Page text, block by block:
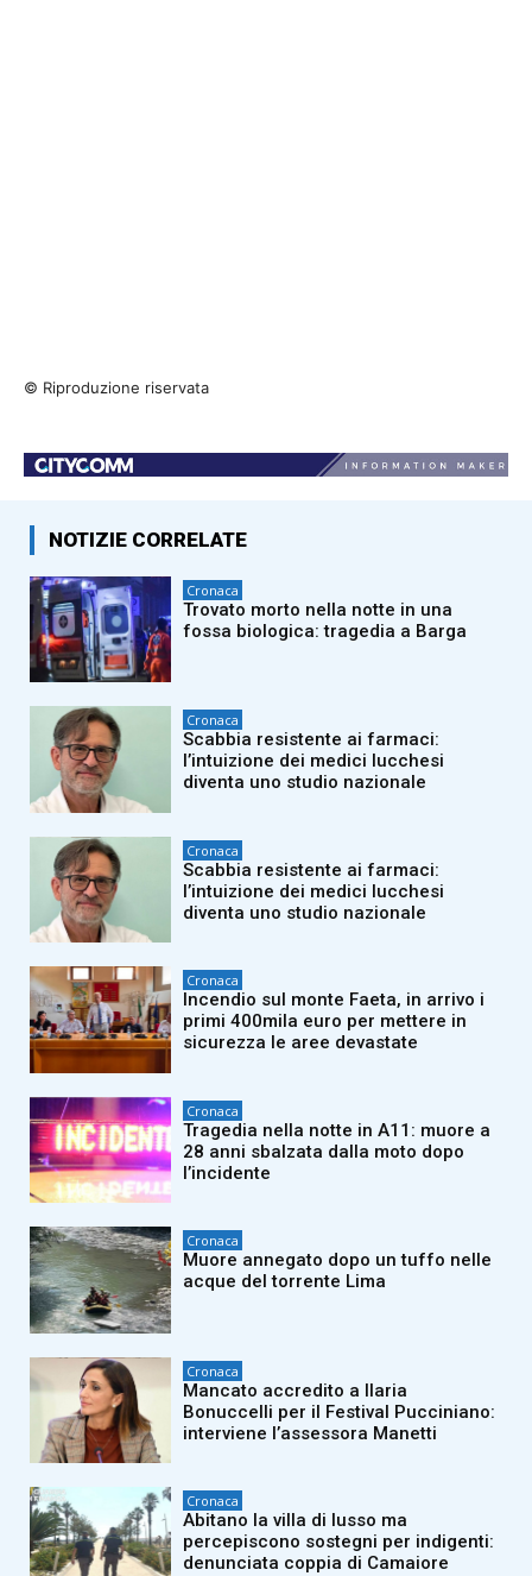
© Riproduzione riservata
NOTIZIE CORRELATE
Cronaca
Trovato morto nella notte in una
fossa biologica: tragedia a Barga
Cronaca
Scabbia resistente ai farmaci:
l’intuizione dei medici lucchesi
diventa uno studio nazionale
Cronaca
Scabbia resistente ai farmaci:
l’intuizione dei medici lucchesi
diventa uno studio nazionale
Cronaca
Incendio sul monte Faeta, in arrivo i
primi 400mila euro per mettere in
sicurezza le aree devastate
Cronaca
Tragedia nella notte in A11: muore a
28 anni sbalzata dalla moto dopo
l’incidente
Cronaca
Muore annegato dopo un tuffo nelle
acque del torrente Lima
Cronaca
Mancato accredito a Ilaria
Bonuccelli per il Festival Pucciniano:
interviene l’assessora Manetti
Cronaca
Abitano la villa di lusso ma
percepiscono sostegni per indigenti:
denunciata coppia di Camaiore